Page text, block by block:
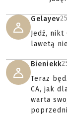
Gelayev
Jedź,
lawetą
Bieniekk
Teraz
CA, jak
warta